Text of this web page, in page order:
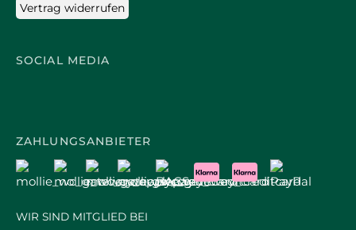
Vertrag widerrufen
SOCIAL MEDIA
ZAHLUNGSANBIETER
WIR SIND MITGLIED BEI